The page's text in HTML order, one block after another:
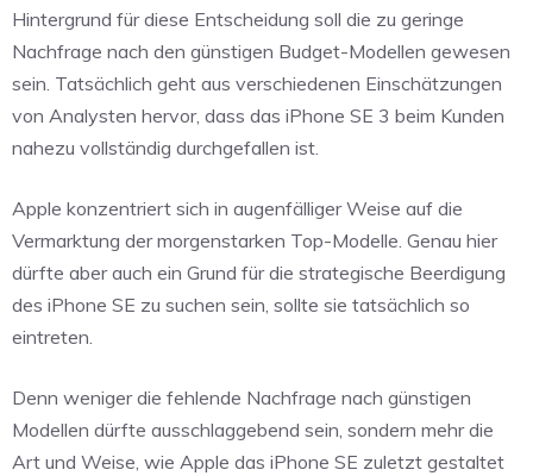
Hintergrund für diese Entscheidung soll die zu geringe
Nachfrage nach den günstigen Budget-Modellen gewesen
sein. Tatsächlich geht aus verschiedenen Einschätzungen
von Analysten hervor, dass das iPhone SE 3 beim Kunden
nahezu vollständig durchgefallen ist.
Apple konzentriert sich in augenfälliger Weise auf die
Vermarktung der morgenstarken Top-Modelle. Genau hier
dürfte aber auch ein Grund für die strategische Beerdigung
des iPhone SE zu suchen sein, sollte sie tatsächlich so
eintreten.
Denn weniger die fehlende Nachfrage nach günstigen
Modellen dürfte ausschlaggebend sein, sondern mehr die
Art und Weise, wie Apple das iPhone SE zuletzt gestaltet